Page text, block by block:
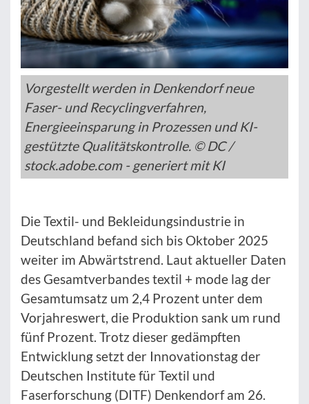
Vorgestellt werden in Denkendorf neue
Faser- und Recyclingverfahren,
Energieeinsparung in Prozessen und KI-
gestützte Qualitätskontrolle. © DC /
stock.adobe.com - generiert mit KI
Die Textil- und Bekleidungsindustrie in
Deutschland befand sich bis Oktober 2025
weiter im Abwärtstrend. Laut aktueller Daten
des Gesamtverbandes textil + mode lag der
Gesamtumsatz um 2,4 Prozent unter dem
Vorjahreswert, die Produktion sank um rund
fünf Prozent. Trotz dieser gedämpften
Entwicklung setzt der Innovationstag der
Deutschen Institute für Textil und
Faserforschung (DITF) Denkendorf am 26.